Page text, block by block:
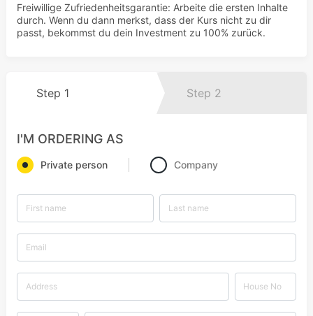
Freiwillige Zufriedenheitsgarantie: Arbeite die ersten Inhalte
durch. Wenn du dann merkst, dass der Kurs nicht zu dir
passt, bekommst du dein Investment zu 100% zurück.
Step 1 Step 2
I'M ORDERING AS
Private person Company